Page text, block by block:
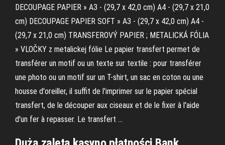
DECOUPAGE PAPIER » A3 - (29,7 x 42,0 cm) A4 - (29,7 x 21,0
cm) DECOUPAGE PAPIER SOFT » A3 - (29,7 x 42,0 cm) A4 -
(29,7 x 21,0 cm) TRANSFEROVÝ PAPIER ; METALICKÁ FÓLIA
» VLOČKY z metalickej fólie Le papier transfert permet de
transférer un motif ou un texte sur textile : pour transférer
une photo ou un motif sur un T-shirt, un sac en coton ou une
housse d'oreiller, il suffit de l'imprimer sur le papier spécial
transfert, de le découper aux ciseaux et de le fixer à l'aide
d'un fer à repasser. Le transfert …